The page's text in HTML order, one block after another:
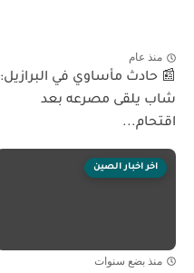
منذ عام
📰 حادث مأساوي في البرازيل:
شاب يلقى مصرعه بعد
اقتحام...
اخر اخبار الصين
منذ بضع سنوات